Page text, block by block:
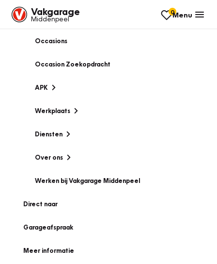
Vakgarage
Middenpeel
0Menu
Occasions
Occasion Zoekopdracht
APK
Werkplaats
Diensten
Over ons
Werken bij Vakgarage Middenpeel
Direct naar
Garageafspraak
Meer informatie